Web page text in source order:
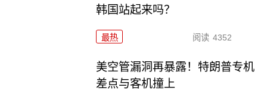
韩国站起来吗？
最热 阅读 4352
美空管漏洞再暴露！特朗普专机
差点与客机撞上